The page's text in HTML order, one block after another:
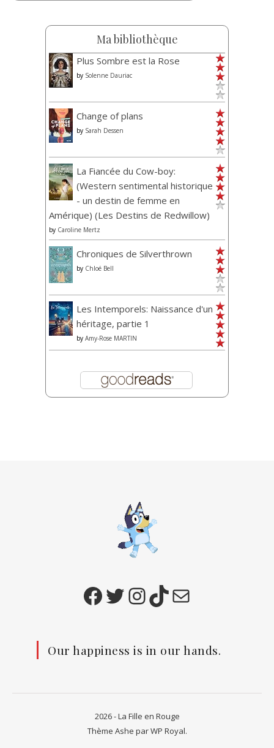
Ma bibliothèque
Plus Sombre est la Rose
by Solenne Dauriac
Change of plans
by Sarah Dessen
La Fiancée du Cow-boy:
(Western sentimental historique
- un destin de femme en
Amérique) (Les Destins de Redwillow)
by Caroline Mertz
Chroniques de Silverthrown
by Chloé Bell
Les Intemporels: Naissance d'un
héritage, partie 1
by Amy-Rose MARTIN
Facebook
TwitterInstagram
TikTokE-mail
Our happiness is in our hands.
2026 - La Fille en Rouge
Thème Ashe parWP Royal.